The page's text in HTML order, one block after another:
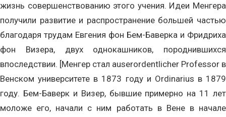
жизнь совершенствованию этого учения. Идеи Менгера
получили развитие и распространение большей частью
благодаря трудам Евгения фон Бем-Баверка и Фридриха
фон Визера, двух однокашников, породнившихся
впоследствии. [Менгер стал auserordentlicher Professor в
Венском университете в 1873 году и Ordinarius в 1879
году. Бем-Баверк и Визер, бывшие примерно на 11 лет
моложе его, начали с ним работать в Вене в начале